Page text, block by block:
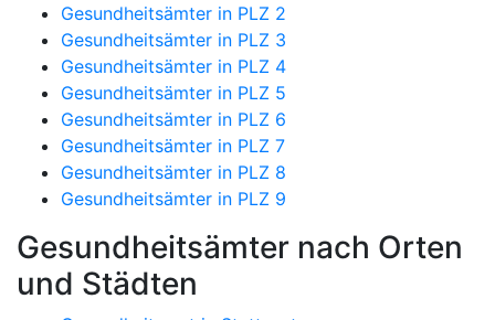
Gesundheitsämter in PLZ 2
Gesundheitsämter in PLZ 3
Gesundheitsämter in PLZ 4
Gesundheitsämter in PLZ 5
Gesundheitsämter in PLZ 6
Gesundheitsämter in PLZ 7
Gesundheitsämter in PLZ 8
Gesundheitsämter in PLZ 9
Gesundheitsämter nach Orten
und Städten